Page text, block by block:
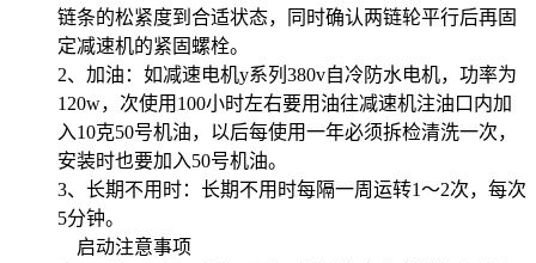
链条的松紧度到合适状态，同时确认两链轮平行后再固
定减速机的紧固螺栓。
2、加油：如减速电机y系列380v自冷防水电机，功率为
120w，次使用100小时左右要用油往减速机注油口内加
入10克50号机油，以后每使用一年必须拆检清洗一次，
安装时也要加入50号机油。
3、长期不用时：长期不用时每隔一周运转1～2次，每次
5分钟。
启动注意事项